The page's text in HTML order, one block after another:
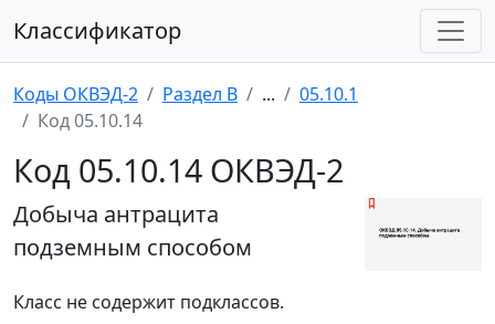
Классификатор
Коды ОКВЭД-2 Раздел B ...
05.10.1
Код 05.10.14
Код 05.10.14 ОКВЭД-2
Добыча антрацита
подземным способом
Класс не содержит подклассов.